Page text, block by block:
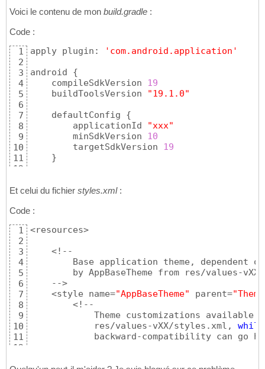
Voici le contenu de mon build.gradle :
Code :
1
2
3
4
5
6
7
8
9
10
11
12
14
16
17
18
19
20
21
22
23
24
25
26
apply plugin:
'com.android.application'
android {
    compileSdkVersion
19
    buildToolsVersion
"19.1.0"
    defaultConfig
{
        applicationId
"xxx"
        minSdkVersion
10
        targetSdkVersion
19
}
        release
{
proguardFiles
}
dependencies {
    compile
'com.android.support:support-
    compile
    compile
'com.google.android.gms:play-
    compile
Et celui du fichier styles.xml:
Code :
1
2
3
4
5
6
7
8
9
10
11
12
<resources>
    <!--
Base application theme, dependent
by AppBaseTheme from res/values-
    -->
    <style name=
"AppBaseTheme" parent=
        <!--
Theme customizations available
            res/values-vXX/styles.xml,
while
backward-compatibility can go